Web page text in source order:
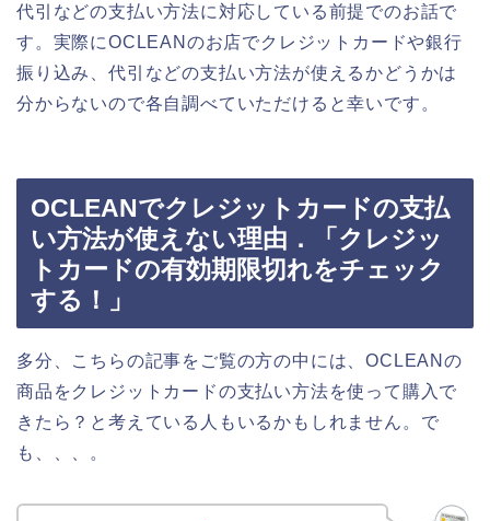
代引などの支払い方法に対応している前提でのお話で
す。実際にOCLEANのお店でクレジットカードや銀行
振り込み、代引などの支払い方法が使えるかどうかは
分からないので各自調べていただけると幸いです。
OCLEANでクレジットカードの支払
い方法が使えない理由．「クレジッ
トカードの有効期限切れをチェック
する！」
多分、こちらの記事をご覧の方の中には、OCLEANの
商品をクレジットカードの支払い方法を使って購入で
きたら？と考えている人もいるかもしれません。で
も、、、。